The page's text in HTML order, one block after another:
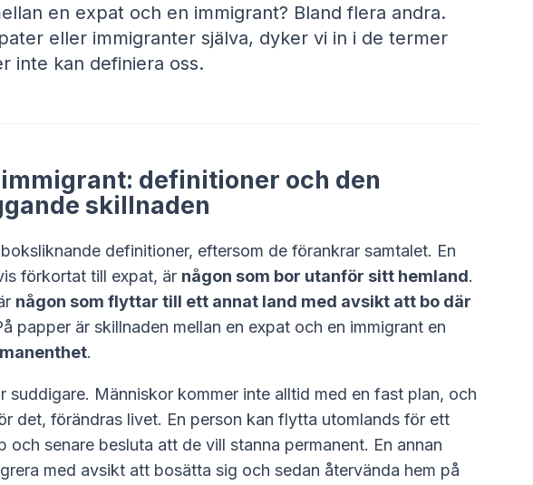
en expat och en immigrant? Bland flera andra.
eller immigranter själva, dyker vi in i de termer
inte kan definiera oss.
immigrant: definitioner och den
skillnaden
definitioner, eftersom de förankrar samtalet. En
förkortat till expat, är någon som bor utanför sitt hemland.
någon som flyttar till ett annat land med avsikt att bo där
papper är skillnaden mellan en expat och en immigrant en
.
suddigare. Människor kommer inte alltid med en fast plan, och
det, förändras livet. En person kan flytta utomlands för ett
senare besluta att de vill stanna permanent. En annan
med avsikt att bosätta sig och sedan återvända hem på